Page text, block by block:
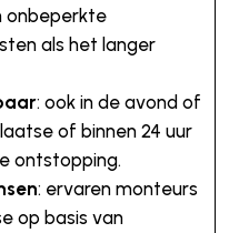
onbeperkte
als het langer
: ook in de avond of
of binnen 24 uur
ontstopping.
: ervaren monteurs
op basis van